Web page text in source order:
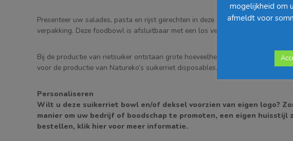
Presenteer uw salades, pasta en rijst gerechten in deze suikerriet food bowl
verpakking. Deze foodbowl is afsluitbaar met een los verkrijgbare deksel, deze
Bij de productie van rietsuiker ontstaan grote hoeveelheden restmateriaal
voor de productie van Natureko’s suikerriet disposables.
Personaliseren
Wilt u deze suikerriet bowl en/of deksel voorzien van eigen logo?
manier om uw bedrijf of boodschap te promoten, een eigen
bestellen, klik hier voor meer informatie.
mogelijkheid om
afmeldt voor